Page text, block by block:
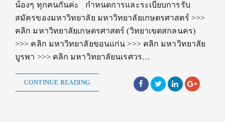
น้องๆ ทุกคนกันค่ะ กำหนดการและระเบียบการรับ
สมัครของมหาวิทยาลัย มหาวิทยาลัยเกษตรศาสตร์ >>>
คลิก มหาวิทยาลัยเกษตรศาสตร์ (วิทยาเขตสกลนคร)
>>> คลิก มหาวิทยาลัยขอนแก่น >>> คลิก มหาวิทยาลัย
บูรพา >>> คลิก มหาวิทยาลัยนเรศวร…
CONTINUE READING